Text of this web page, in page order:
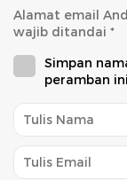
Alamat email
wajib ditandai *
Simpan
peramban